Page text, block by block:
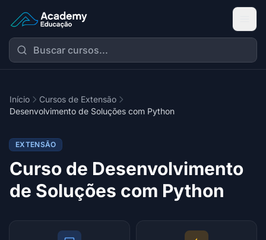
Academy Extensão
Início
Cursos de Extensão
Desenvolvimento de Soluções com Python
EXTENSÃO
Curso de Desenvolvimento
de Soluções com Python